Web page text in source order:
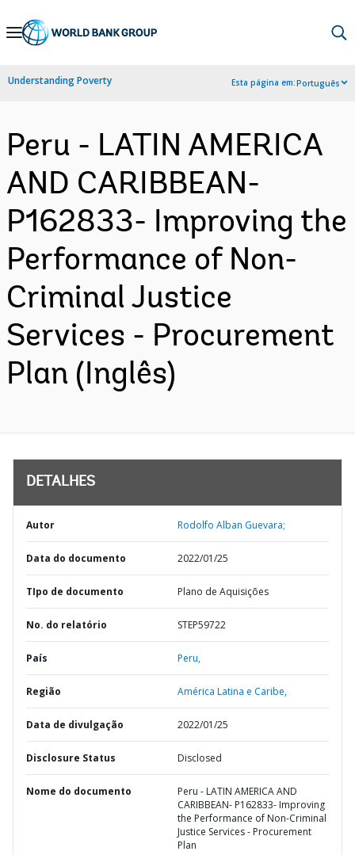
Skip
Navigation
Understanding Poverty Esta página em:Português
Peru - LATIN AMERICA
AND CARIBBEAN-
P162833- Improving the
Performance of Non-
Criminal Justice
Services - Procurement
Plan (Inglês)
DETALHES
Autor Rodolfo Alban Guevara;
Data do documento 2022/01/25
TIpo de documento Plano de Aquisições
No. do relatório STEP59722
País Peru,
Região América Latina e Caribe,
Data de divulgação 2022/01/25
Disclosure Status Disclosed
Nome do documento
Peru - LATIN AMERICA AND
CARIBBEAN- P162833- Improving
the Performance of Non-Criminal
Justice Services - Procurement
Plan